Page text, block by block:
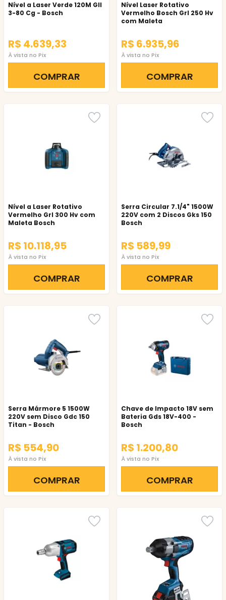
Nível a Laser Verde 120M Gll
3-80 Cg - Bosch
R$ 4.639,33
À vista no Pix
COMPRAR
Nível Laser Rotativo
Vermelho Bosch Grl 250 Hv
com Maleta
R$ 6.935,96
À vista no Pix
COMPRAR
Nível a Laser Rotativo
Vermelho Grl 300 Hv com
Maleta Bosch
R$ 10.118,95
À vista no Pix
COMPRAR
Serra Circular 7.1/4" 1500W
220V com 2 Discos Gks 150
Bosch
R$ 589,99
À vista no Pix
COMPRAR
Serra Mármore 5 1500W
220V sem Disco Gdc 150
Titan - Bosch
R$ 554,90
À vista no Pix
COMPRAR
Chave de Impacto 18V sem
Bateria Gds 18V-400 -
Bosch
R$ 1.200,80
À vista no Pix
COMPRAR